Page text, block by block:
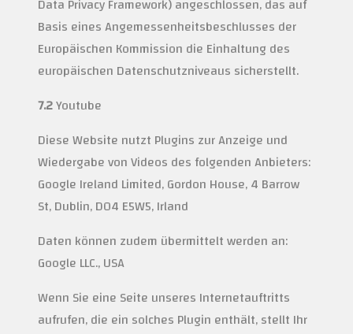
Data Privacy Framework) angeschlossen, das auf
Basis eines Angemessenheitsbeschlusses der
Europäischen Kommission die Einhaltung des
europäischen Datenschutzniveaus sicherstellt.
7.2Youtube
Diese Website nutzt Plugins zur Anzeige und
Wiedergabe von Videos des folgenden Anbieters:
Google Ireland Limited, Gordon House, 4 Barrow
St, Dublin, D04 E5W5, Irland
Daten können zudem übermittelt werden an:
Google LLC., USA
Wenn Sie eine Seite unseres Internetauftritts
aufrufen, die ein solches Plugin enthält, stellt Ihr